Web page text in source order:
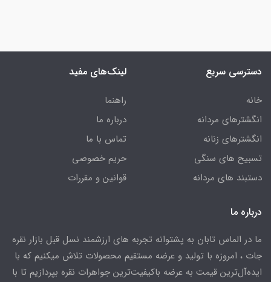
دسترسی سریع
خانه
انگشترهای مردانه
انگشترهای زنانه
تسبیح های سنگی
دستبند های مردانه
لینک‌های مفید
راهنما
درباره ما
تماس با ما
حریم خصوصی
قوانین و مقررات
درباره ما
ما در الماس تابان به پشتوانه تجربه های ارزشمند نسل قبل بازار نقره
جات ، امروزه با تولید و عرضه مستقیم محصولات تلاش میکنیم که با
ایده‌آل‌ترین قیمت به عرضه باکیفیت‌ترین جواهرات نقره بپردازیم تا با